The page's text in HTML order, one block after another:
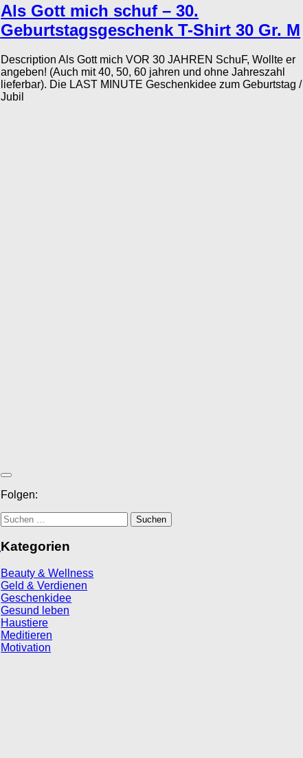
Als Gott mich schuf – 30.
Geburtstagsgeschenk T-Shirt 30 Gr. M
Description Als Gott mich VOR 30 JAHREN SchuF, Wollte er
angeben! (Auch mit 40, 50, 60 jahren und ohne Jahreszahl
lieferbar). Die LAST MINUTE Geschenkidee zum Geburtstag /
Jubil
Folgen:
Suchen
nach:
Kategorien
Beauty & Wellness
Geld & Verdienen
Geschenkidee
Gesund leben
Haustiere
Meditieren
Motivation